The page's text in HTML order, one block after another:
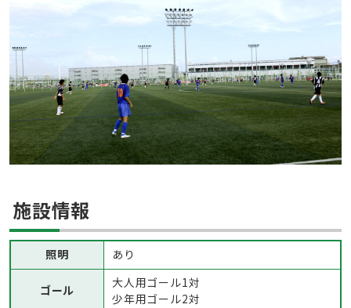
施設情報
照明 あり
ゴール
大人用ゴール1対
少年用ゴール2対